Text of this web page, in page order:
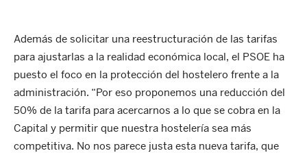
Además de solicitar una reestructuración de las tarifas
para ajustarlas a la realidad económica local, el PSOE ha
puesto el foco en la protección del hostelero frente a la
administración. “Por eso proponemos una reducción del
50% de la tarifa para acercarnos a lo que se cobra en la
Capital y permitir que nuestra hostelería sea más
competitiva. No nos parece justa esta nueva tarifa, que